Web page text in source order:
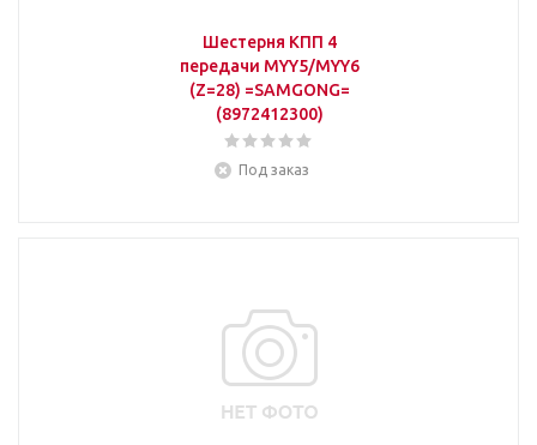
Шестерня КПП 4
передачи MYY5/MYY6
(Z=28) =SAMGONG=
(8972412300)
Под заказ